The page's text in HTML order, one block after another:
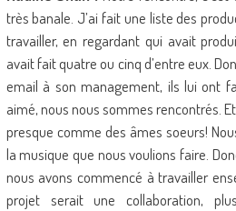
très banale. J’ai fait une liste des
travailler, en regardant qui avait
avait fait quatre ou cinq d’entre eux.
email à son management, ils lui ont
aimé, nous nous sommes rencontrés.
presque comme des âmes soeurs!
la musique que nous voulions faire.
nous avons commencé à travailler
projet serait une collaboration,